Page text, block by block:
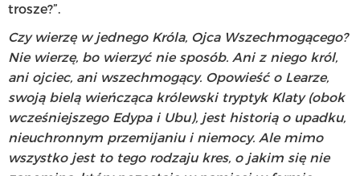
trosze?”.
Czy wierzę w jednego Króla, Ojca Wszechmogącego?
Nie wierzę, bo wierzyć nie sposób. Ani z niego król,
ani ojciec, ani wszechmogący. Opowieść o Learze,
swoją bielą wieńcząca królewski tryptyk Klaty (obok
wcześniejszego Edypa i Ubu), jest historią o upadku,
nieuchronnym przemijaniu i niemocy. Ale mimo
wszystko jest to tego rodzaju kres, o jakim się nie